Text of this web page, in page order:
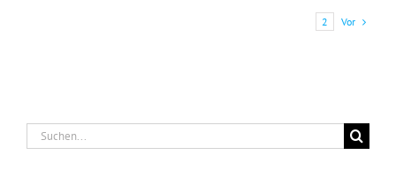
2 Vor
Suche
nach: